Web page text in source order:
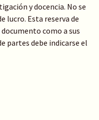
y docencia. No se
lucro. Esta reserva de
como a sus
partes debe indicarse el